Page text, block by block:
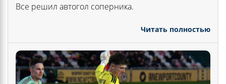
Все решил автогол соперника.
Читать полностью